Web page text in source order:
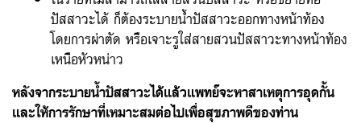
ปัสสาวะได้ ก็ต้องระบายน้ำปัสสาวะออกทางหน้าท้อง
โดยการผ่าตัด หรือเจาะรูใส่สายสวนปัสสาวะทางหน้าท้อง
เหนือหัวหน่าว
หลังจากระบายน้ำปัสสาวะได้แล้วแพทย์จะหาสาเหตุการอุดกั้น
และให้การรักษาที่เหมาะสมต่อไปเพื่อสุขภาพดีของท่าน